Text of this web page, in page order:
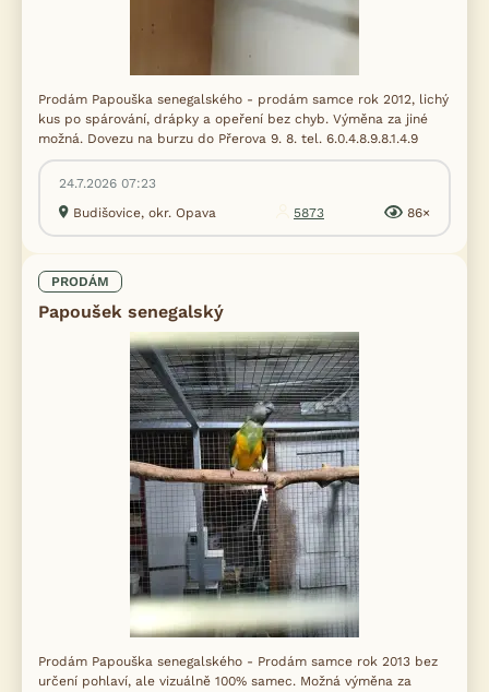
Prodám Papouška senegalského - prodám samce rok 2012, lichý
kus po spárování, drápky a opeření bez chyb. Výměna za jiné
možná. Dovezu na burzu do Přerova 9. 8. tel. 6.0.4.8.9.8.1.4.9
24.7.2026 07:23
Budišovice, okr. Opava
5873 86×
PRODÁM
Papoušek senegalský
Prodám Papouška senegalského - Prodám samce rok 2013 bez
určení pohlaví, ale vizuálně 100% samec. Možná výměna za